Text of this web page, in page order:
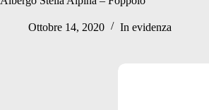
Ottobre 14, 2020 In evidenza